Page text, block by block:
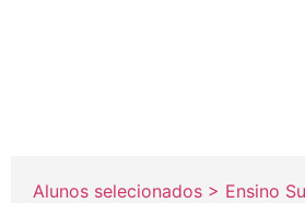
Alunos selecionados > Ensino